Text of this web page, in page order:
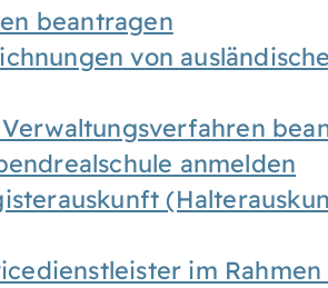
beantragen
von
anmelden
im